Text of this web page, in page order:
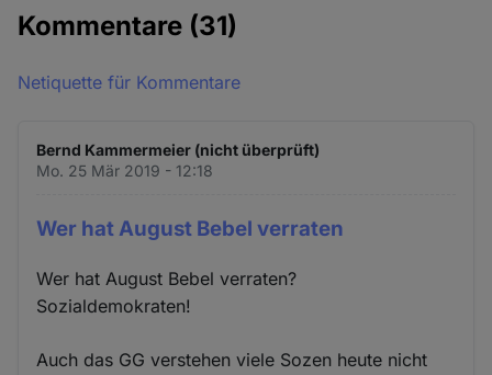
Kommentare (31)
Netiquette für Kommentare
Bernd Kammermeier (nicht überprüft)
Mo. 25 Mär 2019 - 12:18
Wer hat August Bebel verraten
Wer hat August Bebel verraten?
Sozialdemokraten!
Auch das GG verstehen viele Sozen heute nicht